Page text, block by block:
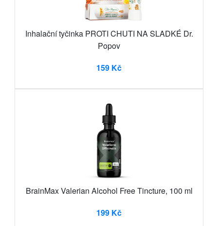
Inhalační tyčinka PROTI CHUTI NA SLADKÉ Dr.
Popov
159 Kč
BrainMax Valerian Alcohol Free Tincture, 100 ml
199 Kč